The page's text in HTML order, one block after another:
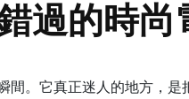
過的時尚
間。它真正迷人的地方，是